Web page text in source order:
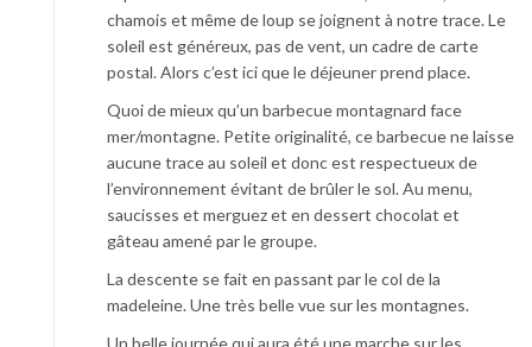
chamois et même de loup se joignent à notre trace. Le
soleil est généreux, pas de vent, un cadre de carte
postal. Alors c’est ici que le déjeuner prend place.
Quoi de mieux qu’un barbecue montagnard face
mer/montagne. Petite originalité, ce barbecue ne laisse
aucune trace au soleil et donc est respectueux de
l’environnement évitant de brûler le sol. Au menu,
saucisses et merguez et en dessert chocolat et
gâteau amené par le groupe.
La descente se fait en passant par le col de la
madeleine. Une très belle vue sur les montagnes.